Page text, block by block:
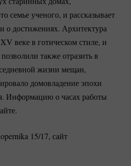
семье ученого, и рассказывает
о достижениях. Архитектура
веке в готическом стиле, и
также отразить в
жизни мещан,
домовладение эпохи
Информацию о часах работы
15/17, сайт